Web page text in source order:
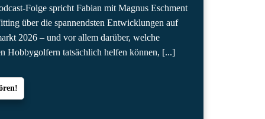
Folge spricht Fabian mit Magnus Eschment
über die spannendsten Entwicklungen auf
2026 – und vor allem darüber, welche
Hobbygolfern tatsächlich helfen können, [...]